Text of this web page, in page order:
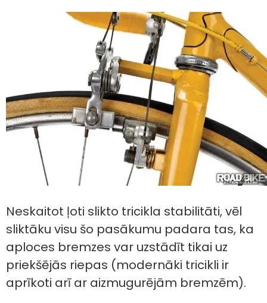
Neskaitot ļoti slikto tricikla stabilitāti, vēl
sliktāku visu šo pasākumu padara tas, ka
aploces bremzes var uzstādīt tikai uz
priekšējās riepas (modernāki tricikli ir
aprīkoti arī ar aizmugurējām bremzēm).